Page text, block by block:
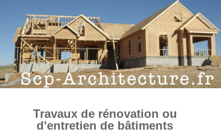
Travaux de rénovation ou
d'entretien de bâtiments